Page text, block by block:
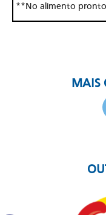
**No alimento
MAIS